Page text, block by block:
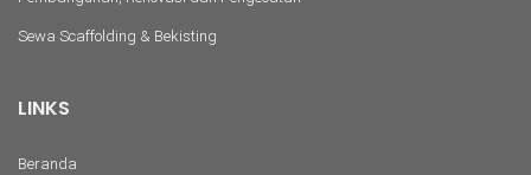
Sewa Scaffolding & Bekisting
LINKS
Beranda